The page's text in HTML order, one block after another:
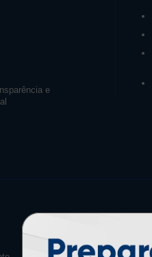
e
Calendários 2027